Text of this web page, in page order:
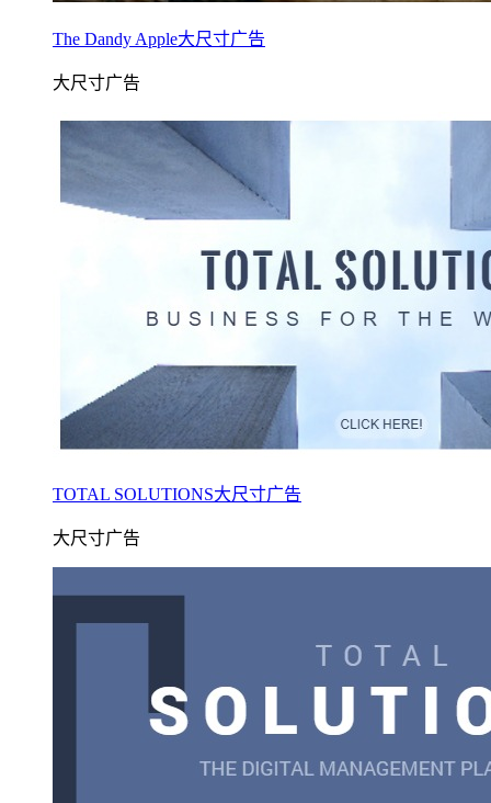
The Dandy Apple大尺寸广告
大尺寸广告
TOTAL SOLUTIONS大尺寸广告
大尺寸广告